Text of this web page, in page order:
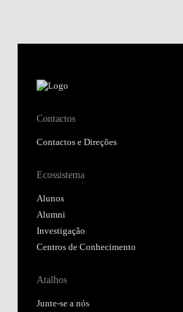
Contactos
Contactos e Direções
Ecossistema
Alunos
Alumni
Investigação
Centros de Conhecimento
Atalhos
Junte-se a nós